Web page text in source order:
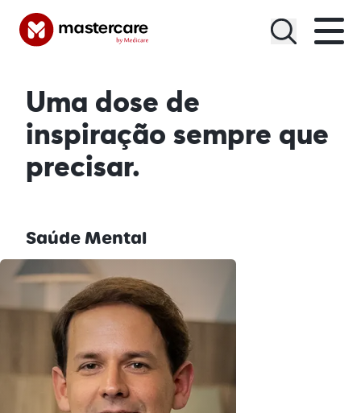
Menu
Uma dose de
inspiração sempre que
precisar.
Saúde Mental